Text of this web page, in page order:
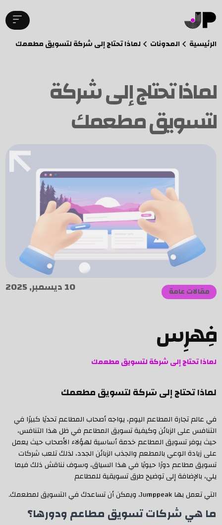
الرئيسية المدونات لماذا تحتاج إلى شركة لتسويق مطعمك
لماذا تحتاج إلى شركة
لتسويق مطعمك
مقالات عامة 10 ديسمبر, 2025
فِهرِس
لماذا تحتاج إلى شركة لتسويق مطعمك
لماذا تحتاج إلى شركة لتسويق مطعمك
في عالم تجارة المطاعم اليوم، يواجه أصحاب المطاعم تحديًا كبيرًا في
التنافس على الزبائن وكيفية تسويق المطاعم في ظل هذا التنافس،
حيث يوفر تسويق المطاعم خدمة أساسية لهؤلاء الأصحاب حيث يعمل
على زيادة الوعي بالمطعم والجذب الزبائن الجدد، لذلك تلعب شركات
تسويق مطاعم دورًا حيويًا في هذا السياق، وسوف نناقش ذلك فيما
يلي، بالإضافة إلى توضيح طرق تسويقية للمطاعم
التي تعمل بها Jumppeak، ويمكن أن تساعدك في التسويق لمطعمك.
ما هي شركات تسويق مطاعم ودورها؟